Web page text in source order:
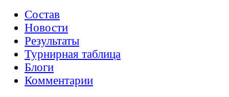
Состав
Новости
Результаты
Турнирная таблица
Блоги
Комментарии